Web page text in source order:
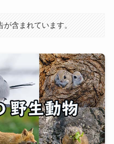
含まれています。